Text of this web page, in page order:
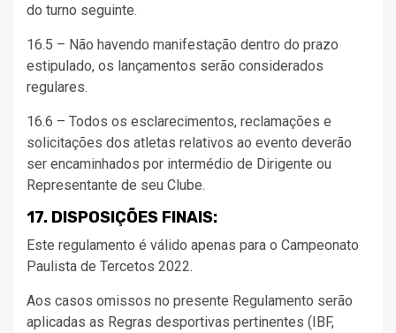
do turno seguinte.
16.5 – Não havendo manifestação dentro do prazo
estipulado, os lançamentos serão considerados
regulares.
16.6 – Todos os esclarecimentos, reclamações e
solicitações dos atletas relativos ao evento deverão
ser encaminhados por intermédio de Dirigente ou
Representante de seu Clube.
17. DISPOSIÇÕES FINAIS:
Este regulamento é válido apenas para o Campeonato
Paulista de Tercetos 2022.
Aos casos omissos no presente Regulamento serão
aplicadas as Regras desportivas pertinentes (IBF,